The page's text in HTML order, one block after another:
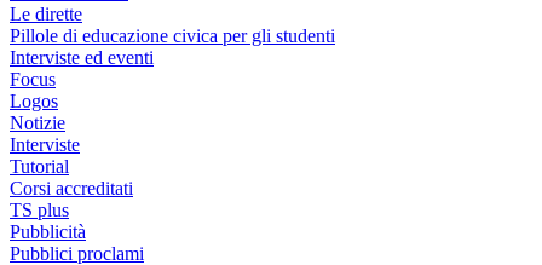
Le dirette
Pillole di educazione civica per gli studenti
Interviste ed eventi
Focus
Logos
Notizie
Interviste
Tutorial
Corsi accreditati
TS plus
Pubblicità
Pubblici proclami